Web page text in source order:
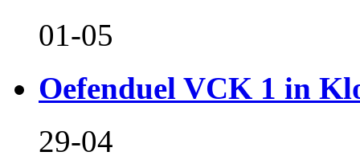
01-05
Oefenduel VCK 1 in
29-04